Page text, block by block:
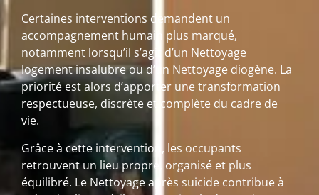
Certaines interventions demandent un
accompagnement humain plus marqué,
notamment lorsqu’il s’agit d’un Nettoyage
logement insalubre ou d’un Nettoyage diogène. La
priorité est alors d’apporter une transformation
respectueuse, discrète et complète du cadre de
vie.
Grâce à cette intervention, les occupants
retrouvent un lieu propre, organisé et plus
équilibré. Le Nettoyage après suicide contribue à